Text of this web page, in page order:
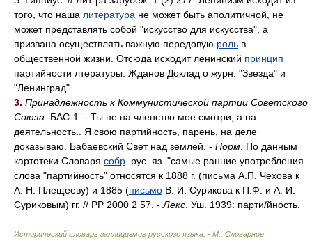
того, что наша литература не может быть аполитичной, не
может представлять собой "искусство для искусства", а
призвана осуществлять важную передовую роль в
общественной жизни. Отсюда исходит ленинский принцип
партийности лтературы. Жданов Доклад о журн. "Звезда" и
"Ленинград".
3. Принадлежность к Коммунистической партии Советского
Союза . БАС-1. - Ты не на членство мое смотри, а на
деятельность.. Я свою партийность, парень, на деле
доказываю. Бабаевский Свет над землей. - Норм . По данным
картотеки Словаря собр . рус. яз. "самые ранние употребления
слова "партийность" относятся к 1888 г. (письма А.П. Чехова к
А. Н. Плещееву) и 1885 (письмо В. И. Сурикова к П.Ф. и А. И.
Суриковым) гг. // РР 2000 2 57. - Лекс . Уш. 1939: парти/йность.
Исторический словарь галлицизмов русского языка. - М.: Словарное